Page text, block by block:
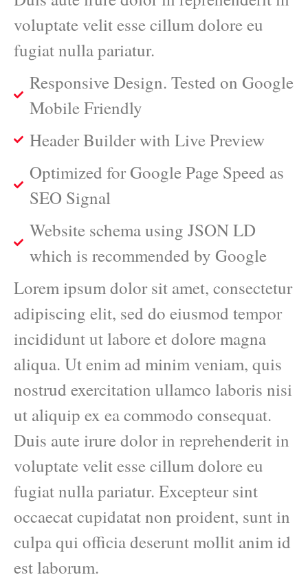
voluptate velit esse cillum dolore eu
fugiat nulla pariatur.
Responsive Design. Tested on Google
Mobile Friendly
Header Builder with Live Preview
Optimized for Google Page Speed as
SEO Signal
Website schema using JSON LD
which is recommended by Google
Lorem ipsum dolor sit amet, consectetur
adipiscing elit, sed do eiusmod tempor
incididunt ut labore et dolore magna
aliqua. Ut enim ad minim veniam, quis
nostrud exercitation ullamco laboris nisi
ut aliquip ex ea commodo consequat.
Duis aute irure dolor in reprehenderit in
voluptate velit esse cillum dolore eu
fugiat nulla pariatur. Excepteur sint
occaecat cupidatat non proident, sunt in
culpa qui officia deserunt mollit anim id
est laborum.